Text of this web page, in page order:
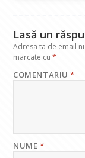
Lasă un
Adresa ta de email
marcate cu*
COMENTARIU*
NUME*